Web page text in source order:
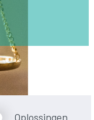
Oplossingen